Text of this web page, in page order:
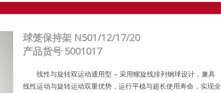
球笼保持架 N501/12/17/20
产品货号 5001017
线性与旋转双运动通用型 – 采用螺旋线排列钢球设计，兼具
线性运动与旋转运动双重优势，运行平稳与超长使用寿命，实现全